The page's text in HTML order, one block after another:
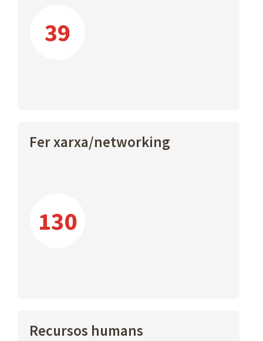
39
Fer xarxa/networking
130
Recursos humans